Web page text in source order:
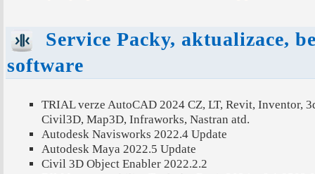
Service Packy, aktualizace,
software
TRIAL verze AutoCAD 2024 CZ, LT, Revit, Inventor,
Civil3D, Map3D, Infraworks, Nastran atd.
Autodesk Navisworks 2022.4 Update
Autodesk Maya 2022.5 Update
Civil 3D Object Enabler 2022.2.2